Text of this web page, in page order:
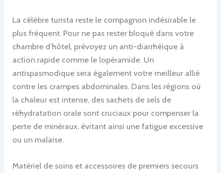
La célèbre turista reste le compagnon indésirable le
plus fréquent. Pour ne pas rester bloqué dans votre
chambre d’hôtel, prévoyez un anti-diarrhéique à
action rapide comme le lopéramide. Un
antispasmodique sera également votre meilleur allié
contre les crampes abdominales. Dans les régions où
la chaleur est intense, des sachets de sels de
réhydratation orale sont cruciaux pour compenser la
perte de minéraux, évitant ainsi une fatigue excessive
ou un malaise.
Matériel de soins et accessoires de premiers secours